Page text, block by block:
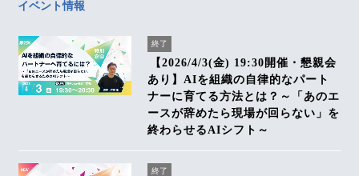
イベント情報
終了
【2026/4/3(金) 19:30開催・懇親会
あり】AIを組織の自律的なパート
ナーに育てる方法とは？～「あのエ
ースが辞めたら現場が回らない」を
終わらせるAIシフト～
終了